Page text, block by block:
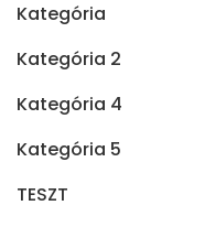
Kategória
Kategória 2
Kategória 4
Kategória 5
TESZT